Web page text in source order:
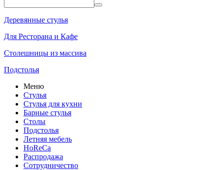
Деревянные стулья
Для Ресторана и Кафе
Столешницы из массива
Подстолья
Меню
Стулья
Стулья для кухни
Барные стулья
Столы
Подстолья
Летняя мебель
HoReCa
Распродажа
Сотрудничество